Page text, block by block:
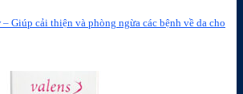
– Giúp cải thiện và phòng ngừa các bệnh về da cho